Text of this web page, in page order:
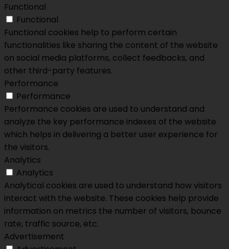
Functional
Functional
Functional cookies help to perform certain
functionalities like sharing the content of the website
on social media platforms, collect feedbacks, and
other third-party features.
Performance
Performance
Performance cookies are used to understand and
analyze the key performance indexes of the website
which helps in delivering a better user experience for
the visitors.
Analytics
Analytics
Analytical cookies are used to understand how visitors
interact with the website. These cookies help provide
information on metrics the number of visitors, bounce
rate, traffic source, etc.
Advertisement